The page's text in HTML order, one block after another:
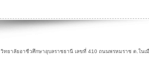
วิทยาลัยอาชีวศึกษาอุบลราชธานี เลขที่ 410 ถนนพรหมราช ต.ในเ